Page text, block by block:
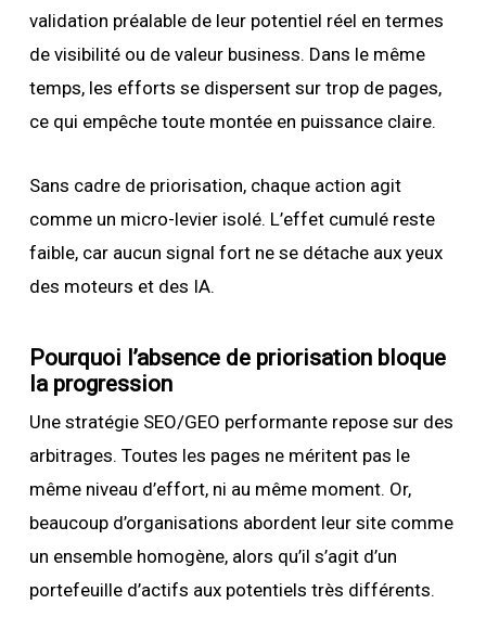
validation préalable de leur potentiel réel en termes
de visibilité ou de valeur business. Dans le même
temps, les efforts se dispersent sur trop de pages,
ce qui empêche toute montée en puissance claire.
Sans cadre de priorisation, chaque action agit
comme un micro-levier isolé. L’effet cumulé reste
faible, car aucun signal fort ne se détache aux yeux
des moteurs et des IA.
Pourquoi l’absence de priorisation bloque
la progression
Une stratégie SEO/GEO performante repose sur des
arbitrages. Toutes les pages ne méritent pas le
même niveau d’effort, ni au même moment. Or,
beaucoup d’organisations abordent leur site comme
un ensemble homogène, alors qu’il s’agit d’un
portefeuille d’actifs aux potentiels très différents.